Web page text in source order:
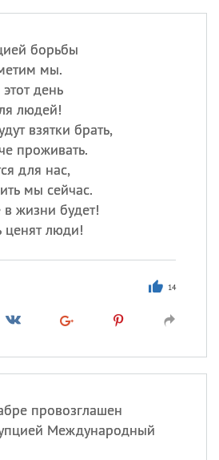
борьбы
мы.
день
людей!
взятки брать,
проживать.
для нас,
мы сейчас.
в жизни будет!
ценят люди!
14
провозглашен
Международный